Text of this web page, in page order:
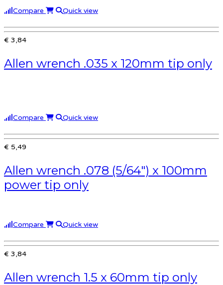
Compare Quick view
€ 3,84
Allen wrench .035 x 120mm tip only
Compare Quick view
€ 5,49
Allen wrench .078 (5/64″) x 100mm
power tip only
Compare Quick view
€ 3,84
Allen wrench 1.5 x 60mm tip only